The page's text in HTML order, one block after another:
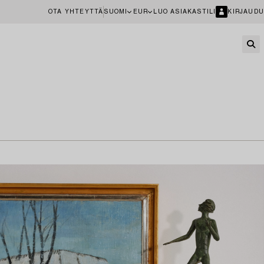
OTA YHTEYTTÄ SUOMI EUR LUO ASIAKASTILI KIRJAUDU